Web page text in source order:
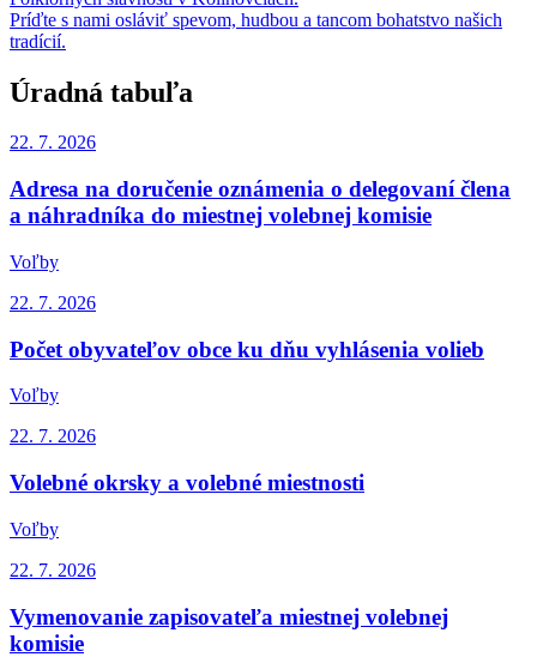
Príďte s nami osláviť spevom, hudbou a tancom bohatstvo našich
tradícií.
Úradná tabuľa
22. 7. 2026
Adresa na doručenie oznámenia o delegovaní člena
a náhradníka do miestnej volebnej komisie
Voľby
22. 7. 2026
Počet obyvateľov obce ku dňu vyhlásenia volieb
Voľby
22. 7. 2026
Volebné okrsky a volebné miestnosti
Voľby
22. 7. 2026
Vymenovanie zapisovateľa miestnej volebnej
komisie